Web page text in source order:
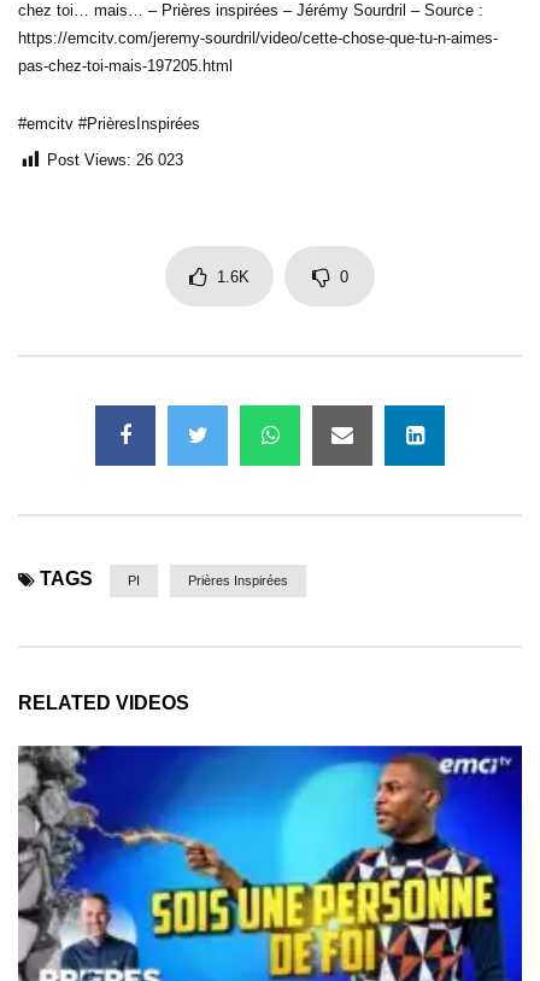
chez toi… mais… – Prières inspirées – Jérémy Sourdril – Source :
https://emcitv.com/jeremy-sourdril/video/cette-chose-que-tu-n-aimes-
pas-chez-toi-mais-197205.html
#emcitv #PrièresInspirées
Post Views: 26 023
1.6K 0
TAGS PI Prières Inspirées
RELATED VIDEOS